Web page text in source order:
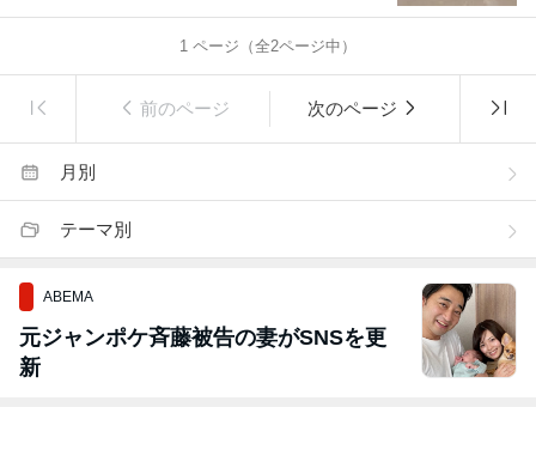
1 ページ（全2ページ中）
前のページ 次のページ
月別
テーマ別
ABEMA
元ジャンポケ斉藤被告の妻がSNSを更
新